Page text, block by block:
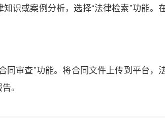
识或案例分析，选择“法律检索”功能。
同审查”功能。将合同文件上传到平台，
。